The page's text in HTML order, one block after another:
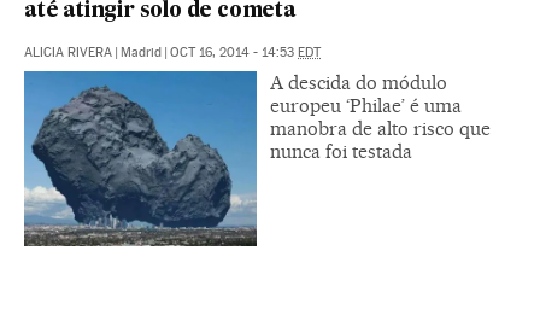
até atingir solo de cometa
ALICIA RIVERA Madrid OCT 16, 2014 - 14:53 EDT
A descida do módulo
europeu ‘Philae’ é uma
manobra de alto risco que
nunca foi testada